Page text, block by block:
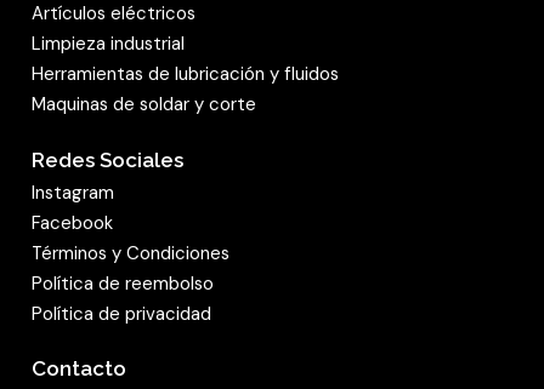
Artículos eléctricos
Limpieza industrial
Herramientas de lubricación y fluidos
Maquinas de soldar y corte
Redes Sociales
Instagram
Facebook
Términos y Condiciones
Política de reembolso
Política de privacidad
Contacto